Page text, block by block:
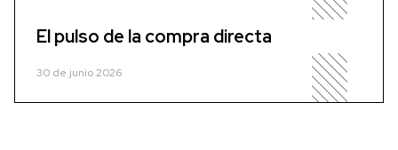
El pulso de la compra directa
30 de junio 2026